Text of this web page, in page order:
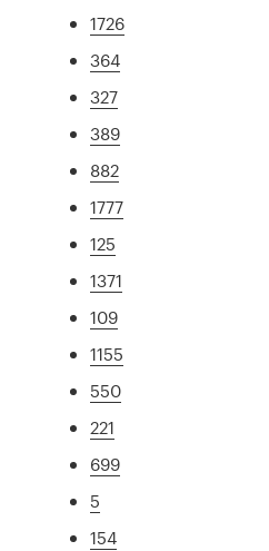
1726
364
327
389
882
1777
125
1371
109
1155
550
221
699
5
154